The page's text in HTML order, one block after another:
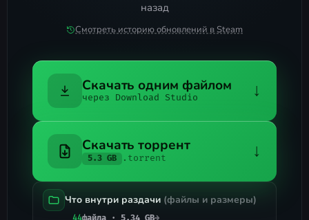
назад
Смотреть историю обновлений в Steam
Скачать одним файлом
через Download Studio ↓
Скачать торрент
5.3 GB .torrent ↓
Что внутри раздачи (файлы и размеры)